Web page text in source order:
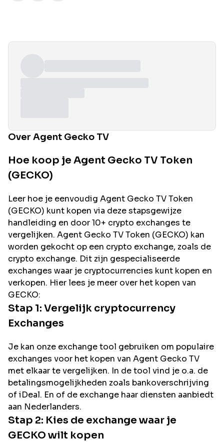
Over Agent Gecko TV
Hoe koop je Agent Gecko TV Token
(GECKO)
Leer hoe je eenvoudig Agent Gecko TVToken
(GECKO) kunt kopen via deze stapsgewijze
handleiding en door 10+ crypto exchanges te
vergelijken. Agent Gecko TVToken (GECKO) kan
worden gekocht op een crypto exchange, zoals de
crypto exchange. Dit zijn gespecialiseerde
exchanges waar je cryptocurrencies kunt kopen en
verkopen. Hier lees je meer over het kopen van
GECKO:
Stap 1: Vergelijk cryptocurrency
Exchanges
Je kan onze exchange tool gebruiken om populaire
exchanges voor het kopen van Agent Gecko TV
met elkaar te vergelijken. In de tool vind je o.a. de
betalingsmogelijkheden zoals bankoverschrijving
of iDeal. En of de exchange haar diensten aanbiedt
aan Nederlanders.
Stap 2: Kies de exchange waar je
GECKO wilt kopen